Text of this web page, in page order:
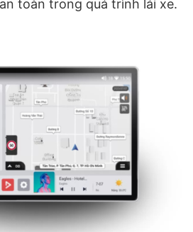
toàn trong quá trình lái xe.